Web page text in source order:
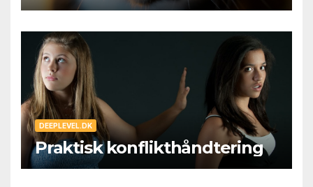
DEEPLEVEL.DK
Praktisk konflikthåndtering